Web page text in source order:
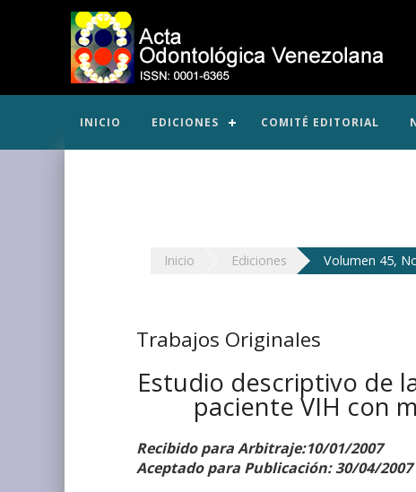
INICIO EDICIONES COMITÉ EDITORIAL
Inicio Ediciones Volumen 45,
Trabajos Originales
Estudio descriptivo de
paciente VIH con
Recibido para Arbitraje:10/01/2007
Aceptado para Publicación: 30/04/2007